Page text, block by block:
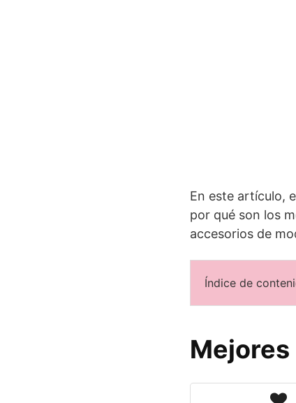
En este artículo,
por qué son los
accesorios de
Índice de